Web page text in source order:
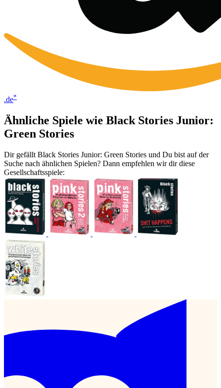
.de*
Ähnliche Spiele wie Black Stories Junior:
Green Stories
Dir gefällt Black Stories Junior: Green Stories und Du bist auf der
Suche nach ähnlichen Spielen? Dann empfehlen wir dir diese
Gesellschaftsspiele: